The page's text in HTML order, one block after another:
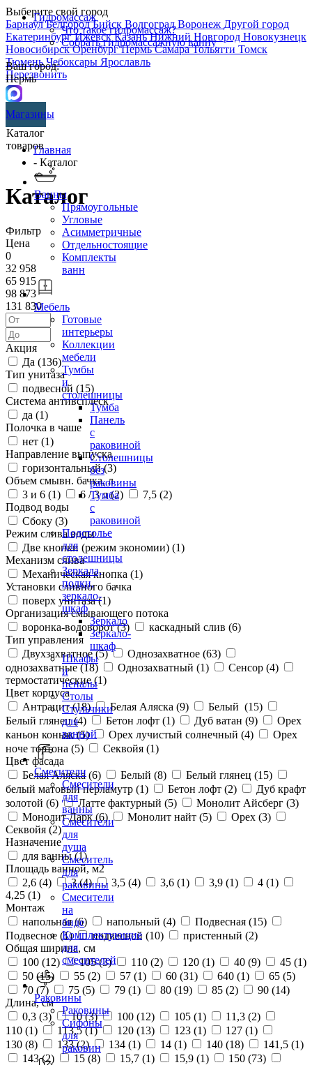
Выберите свой город
БарнаулБелгородБийск ВолгоградВоронеж Другой город
ЕкатеринбургИжевскКазаньНижний Новгород Новокузнецк
НовосибирскОренбургПермьСамараТольятти Томск
ТюменьЧебоксары Ярославль
Перезвонить
Гидромассаж
Что такое гидромассаж?
Собрать гидромассажную ванну
Ваш город:
Пермь
Магазины
Каталог
товаров
Ванны
Прямоугольные
Угловые
Асимметричные
Отдельностоящие
Комплекты
ванн
Мебель
Готовые
интерьеры
Коллекции
мебели
Тумбы
и
столешницы
Тумба
Панель
с
раковиной
Столешницы
без
раковины
Тумба
с
раковиной
Подстолье
для
столешницы
Зеркала,
полки,
зеркало-
шкаф
Зеркало
Зеркало-
шкаф
Шкафы
и
пеналы
Столы
Стульчики
для
ванной
Смесители
Смесители
для
ванны
Смесители
для
душа
Смеситель
для
раковины
Смесители
на
биде
Комплектующие
для
смесителей
Раковины
Раковины
Сифоны
для
раковин
Главная
- Каталог
Каталог
Фильтр
Цена
0
32 958
65 915
98 873
131 830
Акция
Да (136)
Тип унитаза
подвесной (15)
Система антивсплеск
да (1)
Полочка в чаше
нет (1)
Направление выпуска
горизонтальный (3)
Объем смывн. бачка, л
3 и 6 (1) 6 / 3 л (2) 7,5 (2)
Подвод воды
Сбоку (3)
Режим слива воды
Две кнопки (режим экономии) (1)
Механизм слива
Механическая кнопка (1)
Установки сливного бачка
поверх унитаза (1)
Организация смывающего потока
воронка-водоворот (3) каскадный слив (6)
Тип управления
Двухзахватное (5) Однозахватное (63)
однозахватные (18) Однозахватный (1) Сенсор (4)
термостатические (1)
Цвет корпуса
Антрацит (18) Белая Аляска (9) Белый (15)
Белый глянец (4) Бетон лофт (1) Дуб ватан (9)
Орех
каньон коньяк (5) Орех лучистый солнечный (4)
Орех
ноче тортона (5) Секвойя (1)
Цвет фасада
Белая Аляска (6) Белый (8) Белый глянец (15)
белый матовый перламутр (1) Бетон лофт (2)
Дуб крафт
золотой (6) Латте фактурный (5) Монолит Айсберг (3)
Монолит Дарк (6) Монолит найт (5) Орех (3)
Секвойя (2)
Назначение
для ванны (1)
Площадь ванной, м2
2,6 (4) 3 (4) 3,5 (4) 3,6 (1) 3,9 (1) 4 (1)
4,25 (1)
Монтаж
напольная (6) напольный (4) Подвесная (15)
Подвесное (1) подвесной (10) пристенный (2)
Общая ширина, см
100 (12) 105 (3) 110 (2) 120 (1) 40 (9) 45 (1)
50 (15) 55 (2) 57 (1) 60 (31) 640 (1) 65 (5)
70 (7) 75 (5) 79 (1) 80 (19) 85 (2) 90 (14)
Длина, см
0,3 (3) 10 (3) 100 (12) 105 (1) 11,3 (2)
110 (1) 113,5 (1) 120 (13) 123 (1) 127 (1)
130 (8) 133 (2) 134 (1) 14 (1) 140 (18) 141,5 (1)
143 (2) 15 (8) 15,7 (1) 15,9 (1) 150 (73)